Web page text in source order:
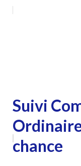
Suivi
chance